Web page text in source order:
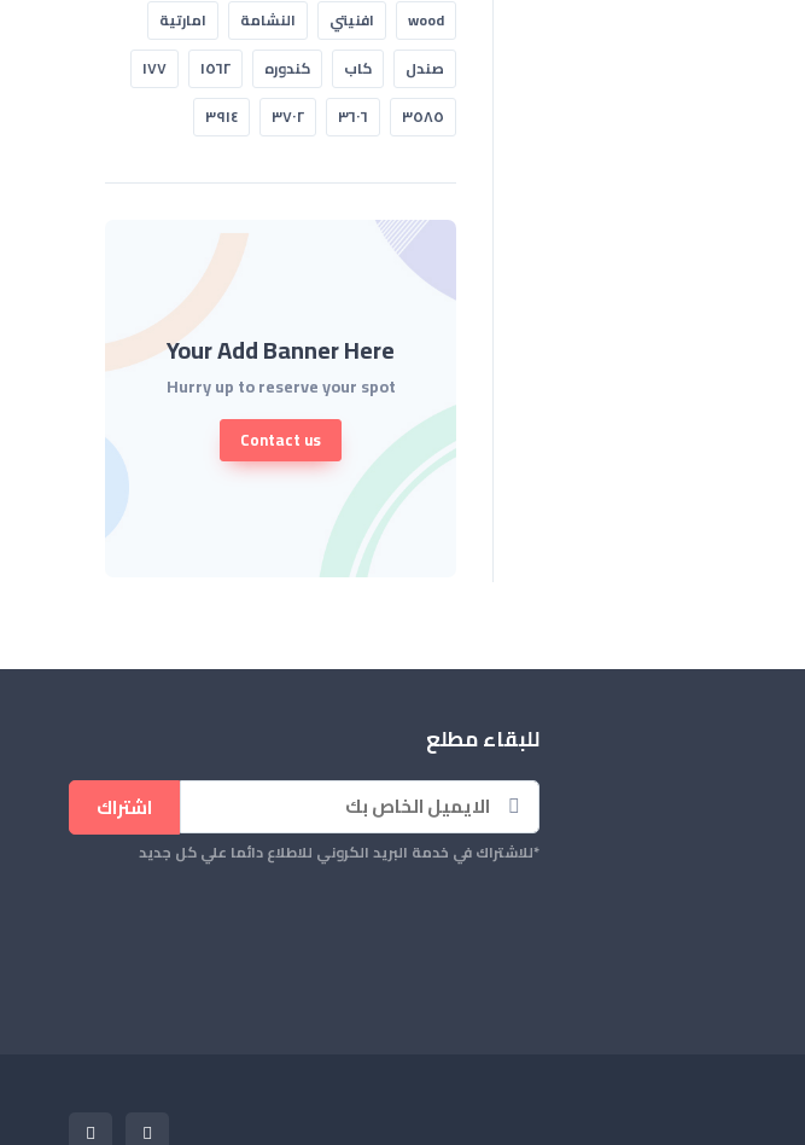
wood
افنيتي النشامة
امارتية
صندل
كاب كندوره ١٥٦٢
١٧٧
٣٥٨٥
٣٦٠٦ ٣٧٠٢ ٣٩١٤
Your Add Banner Here
Hurry up to reserve your spot
Contact us
للبقاء مطلع
اشتراك
*للاشتراك في خدمة البريد الكروني للاطلاع دائما علي كل جديد